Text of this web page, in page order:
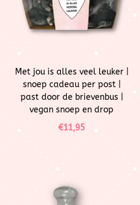
Met jou is alles veel leuker |
snoep cadeau per post |
past door de brievenbus |
vegan snoep en drop
€11,95